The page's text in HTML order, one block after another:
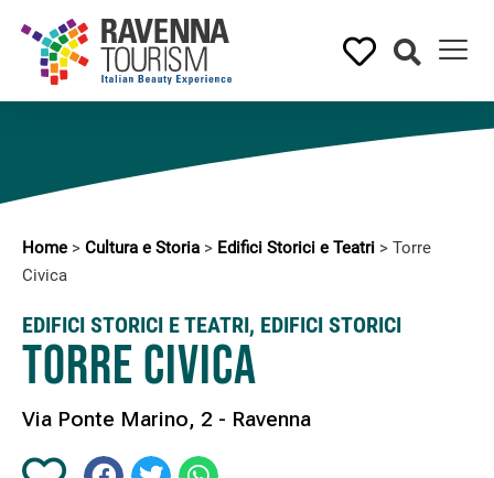
Home > Cultura e Storia > Edifici Storici e Teatri > Torre
Civica
EDIFICI STORICI E TEATRI, EDIFICI STORICI
Torre Civica
Via Ponte Marino, 2 - Ravenna